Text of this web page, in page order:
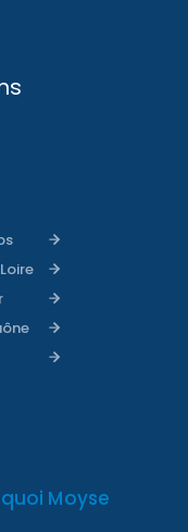
Moyse